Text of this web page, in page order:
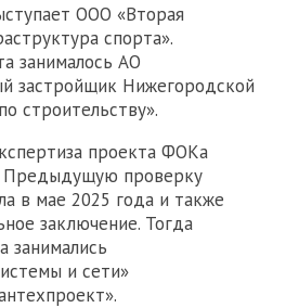
ООО «Вторая
спорта».
занималось АО
застройщик Нижегородской
строительству».
проекта ФОКа
Предыдущую проверку
в мае 2025 года и также
заключение. Тогда
занимались
и сети»